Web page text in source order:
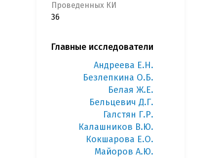
Проведенных КИ
36
Главные исследователи
Андреева Е.Н.
Безлепкина О.Б.
Белая Ж.Е.
Бельцевич Д.Г.
Галстян Г.Р.
Калашников В.Ю.
Кокшарова Е.О.
Майоров А.Ю.